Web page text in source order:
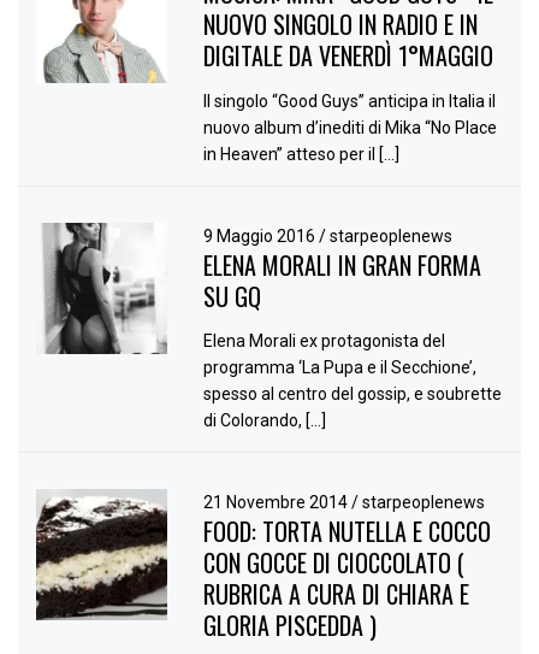
NUOVO SINGOLO IN RADIO E IN
DIGITALE DA VENERDÌ 1°MAGGIO
Il singolo “Good Guys” anticipa in Italia il
nuovo album d’inediti di Mika “No Place
in Heaven” atteso per il […]
9 Maggio 2016/ starpeoplenews
ELENA MORALI IN GRAN FORMA
SU GQ
Elena Morali ex protagonista del
programma ‘La Pupa e il Secchione’,
spesso al centro del gossip, e soubrette
di Colorando, […]
21 Novembre 2014/ starpeoplenews
FOOD: TORTA NUTELLA E COCCO
CON GOCCE DI CIOCCOLATO (
RUBRICA A CURA DI CHIARA E
GLORIA PISCEDDA )